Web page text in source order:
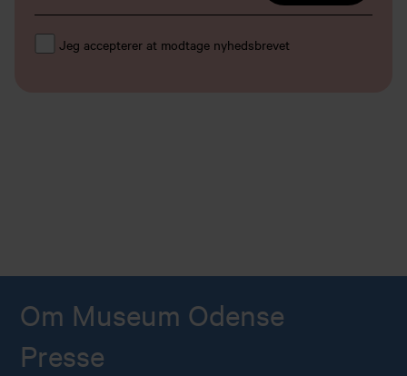
Jeg accepterer at modtage nyhedsbrevet
Om Museum Odense
Presse